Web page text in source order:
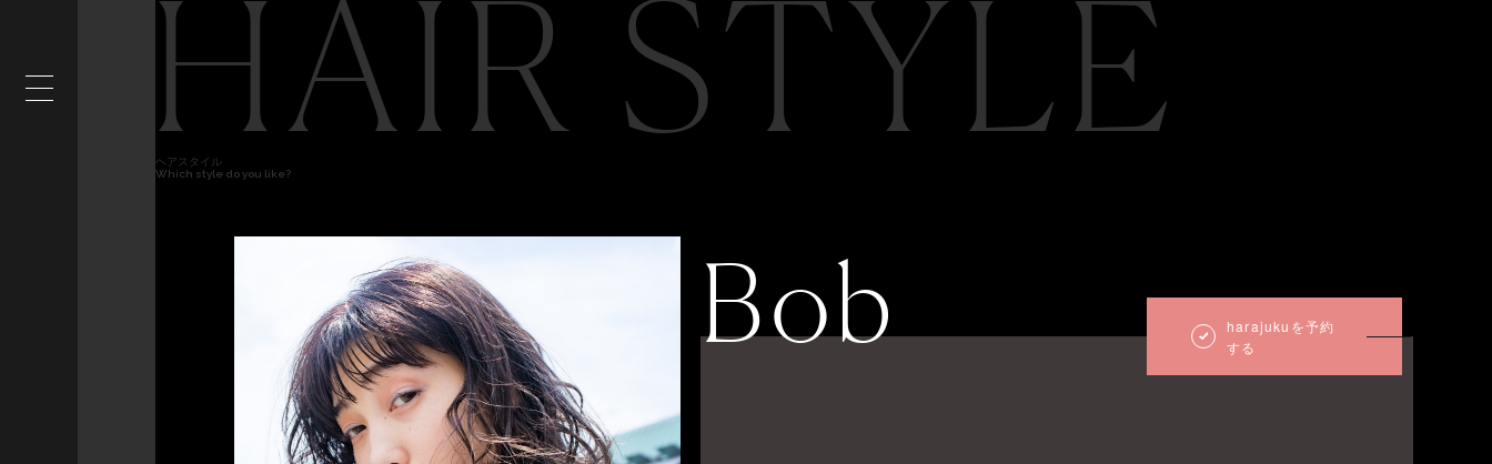
HAIR STYLE
ヘアスタイル
Which style do you like?
Bob
harajukuを予約
する